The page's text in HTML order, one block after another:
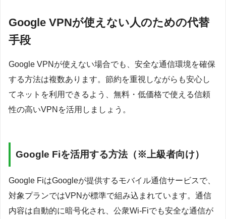
Google VPNが使えない人のための代替
手段
Google VPNが使えない場合でも、安全な通信環境を確保
する方法は複数あります。節約を重視しながらも安心し
てネットを利用できるよう、無料・低価格で使える信頼
性の高いVPNを活用しましょう。
Google Fiを活用する方法（※上級者向け）
Google FiはGoogleが提供するモバイル通信サービスで、
対象プランではVPNが標準で組み込まれています。通信
内容は自動的に暗号化され、公衆Wi-Fiでも安全な通信が